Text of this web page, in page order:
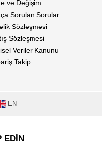
ve Değişim
Sorulan Sorular
Sözleşmesi
Sözleşmesi
Veriler Kanunu
Takip
EN
EDİN